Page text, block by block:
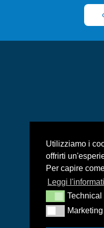
Utilizziamo i
offrirti
Per capire
Leggi
Technical
Marketing